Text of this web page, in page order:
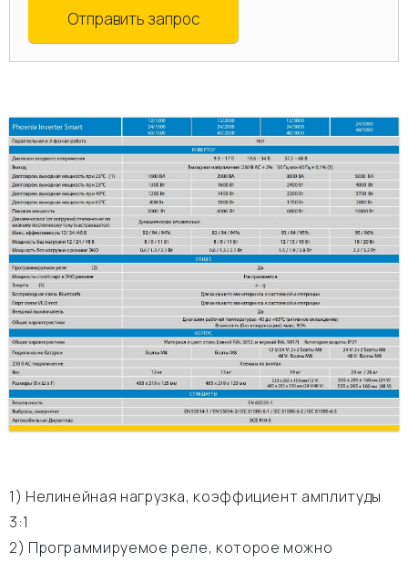
Отправить запрос
1) Нелинейная нагрузка, коэффициент амплитуды
3:1
2) Программируемое реле, которое можно